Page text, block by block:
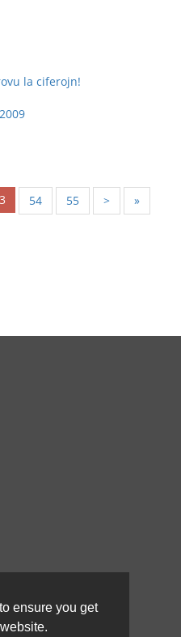
ensure you get
la ciferojn!
54 55 > »